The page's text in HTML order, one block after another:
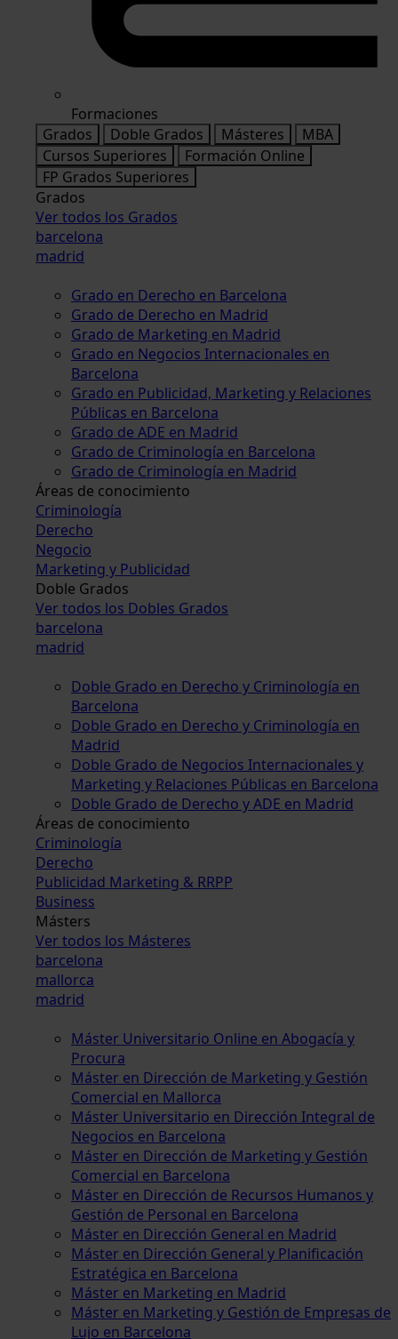
Formaciones
Grados
Doble Grados Másteres
MBA
Cursos Superiores
Formación Online
FP Grados Superiores
Grados
Ver todos los Grados
barcelona
madrid
Grado en Derecho en Barcelona
Grado de Derecho en Madrid
Grado de Marketing en Madrid
Grado en Negocios Internacionales en
Barcelona
Grado en Publicidad, Marketing y Relaciones
Públicas en Barcelona
Grado de ADE en Madrid
Grado de Criminología en Barcelona
Grado de Criminología en Madrid
Áreas de conocimiento
Criminología
Derecho
Negocio
Marketing y Publicidad
Doble Grados
Ver todos los Dobles Grados
barcelona
madrid
Doble Grado en Derecho y Criminología en
Barcelona
Doble Grado en Derecho y Criminología en
Madrid
Doble Grado de Negocios Internacionales y
Marketing y Relaciones Públicas en Barcelona
Doble Grado de Derecho y ADE en Madrid
Áreas de conocimiento
Criminología
Derecho
Publicidad Marketing & RRPP
Business
Másters
Ver todos los Másteres
barcelona
mallorca
madrid
Máster Universitario Online en Abogacía y
Procura
Máster en Dirección de Marketing y Gestión
Comercial en Mallorca
Máster Universitario en Dirección Integral de
Negocios en Barcelona
Máster en Dirección de Marketing y Gestión
Comercial en Barcelona
Máster en Dirección de Recursos Humanos y
Gestión de Personal en Barcelona
Máster en Dirección General en Madrid
Máster en Dirección General y Planificación
Estratégica en Barcelona
Máster en Marketing en Madrid
Máster en Marketing y Gestión de Empresas de
Lujo en Barcelona